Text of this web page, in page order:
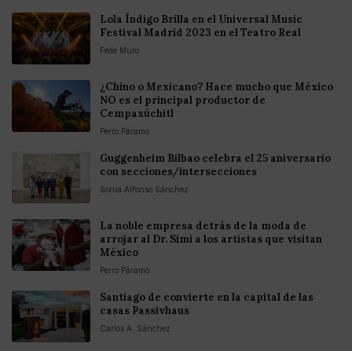
Lola Índigo Brilla en el Universal Music
Festival Madrid 2023 en el Teatro Real
Fede Muro
¿Chino o Mexicano? Hace mucho que México
NO es el principal productor de
Cempaxúchitl
Perro Páramo
Guggenheim Bilbao celebra el 25 aniversario
con secciones/intersecciones
Sonia Alfonso Sánchez
La noble empresa detrás de la moda de
arrojar al Dr. Simi a los artistas que visitan
México
Perro Páramo
Santiago de convierte en la capital de las
casas Passivhaus
Carlos A. Sánchez